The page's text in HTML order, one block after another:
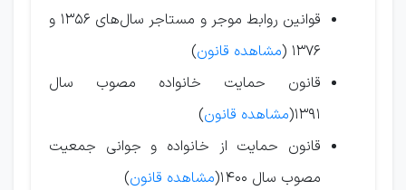
قوانین روابط موجر و مستاجر سال‌های ۱۳۵۶ و
۱۳۷۶ ( مشاهده قانون)
قانون حمایت خانواده مصوب سال
۱۳۹۱( مشاهده قانون)
قانون حمایت از خانواده و جوانی جمعیت
مصوب سال ۱۴۰۰(
مشاهده قانون)